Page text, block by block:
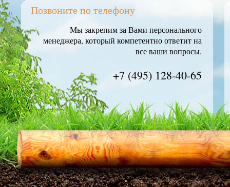
Позвоните по телефону
Мы закрепим за Вами персонального
менеджера, который компетентно ответит на
все ваши вопросы.
+7 (495) 128-40-65